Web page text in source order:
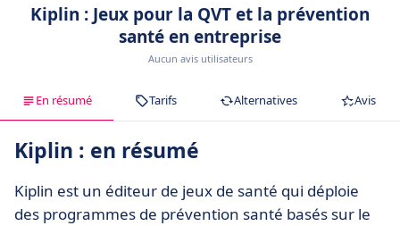
Kiplin : Jeux pour la QVT et la prévention
santé en entreprise
Aucun avis utilisateurs
En résumé Tarifs Alternatives Avis
Kiplin : en résumé
Kiplin est un éditeur de jeux de santé qui déploie
des programmes de prévention santé basés sur le